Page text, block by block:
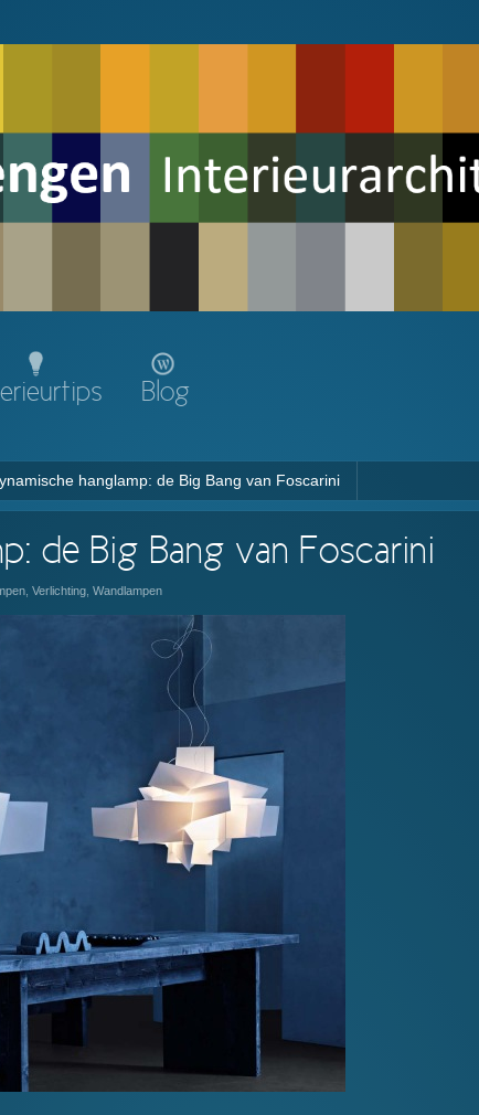
Blog
hanglamp: de Big Bang van Foscarini
de Big Bang van Foscarini
Verlichting Wandlampen